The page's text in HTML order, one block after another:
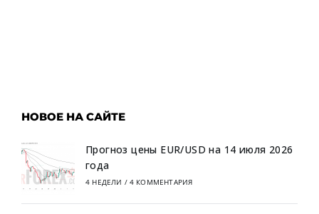
НОВОЕ НА САЙТЕ
Прогноз цены EUR/USD на 14 июля 2026
года
4 НЕДЕЛИ / 4 КОММЕНТАРИЯ